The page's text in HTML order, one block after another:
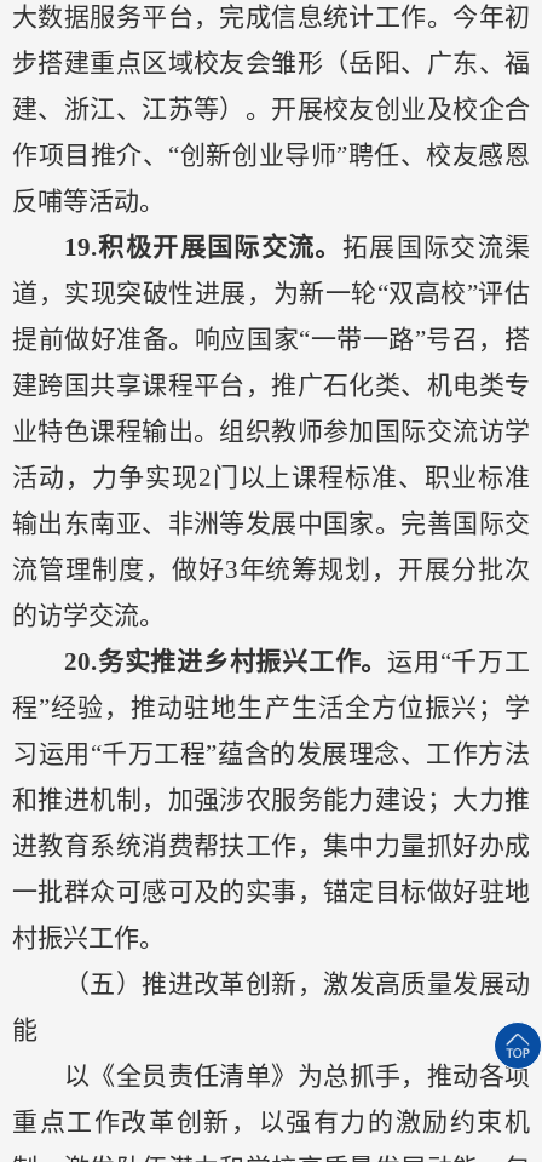
大数据服务平台，完成信息统计工作。今年初
步搭建重点区域校友会雏形（岳阳、广东、福
建、浙江、江苏等）。开展校友创业及校企合
作项目推介、 “创新创业导师”聘任、校友感恩
反哺等活动。
19.积极开展国际交流。 拓展国际交流渠
道，实现突破性进展，为新一轮“双高校”评估
提前做好准备。响应国家“一带一路”号召，搭
建跨国共享课程平台，推广石化类、 机电类专
业特色课程输出。组织教师参加国际交流访学
活动，力争实现2门以上课程标准、职业标准
输出东南亚、非洲等发展中国家。完善国际交
流管理制度，做好3年统筹规划 ， 开展分批次
的访学交流。
20.务实推进乡村振兴工作。运用 “千万工
程”经验，推动驻地生产生活全方位振兴；学
习运用“千万工程”蕴含的发展理念、工作方法
和推进机制，加强涉农服务能力建设；大力推
进教育系统消费帮扶工作，集中力量抓好办成
一批群众可感可及的实事，锚定目标做好驻地
村振兴工作。
（五）推进改革创新，激发高质量发展动
能
以《全员责任清单》 为总抓手，推动各项
重点工作改革创新，以强有力的激励约束机